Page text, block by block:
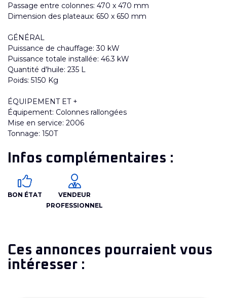
Passage entre colonnes: 470 x 470 mm
Dimension des plateaux: 650 x 650 mm
GÉNÉRAL
Puissance de chauffage: 30 kW
Puissance totale installée: 46.3 kW
Quantité d'huile: 235 L
Poids: 5150 Kg
ÉQUIPEMENT ET +
Équipement: Colonnes rallongées
Mise en service: 2006
Tonnage: 150T
Infos complémentaires :
BON ÉTAT
VENDEUR
PROFESSIONNEL
Ces annonces pourraient vous
intéresser :